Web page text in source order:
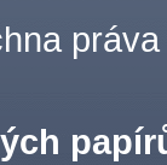
práva